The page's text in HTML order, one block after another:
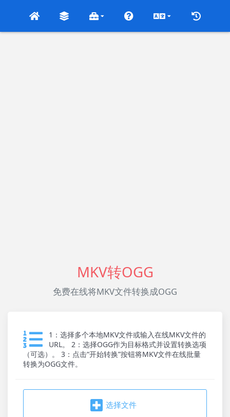
MKV转OGG
免费在线将MKV文件转换成OGG
1：选择多个本地MKV文件或输入在线MKV文件的
URL。 2：选择OGG作为目标格式并设置转换选项
（可选）。 3：点击“开始转换”按钮将MKV文件在线批量
转换为OGG文件。
选择文件